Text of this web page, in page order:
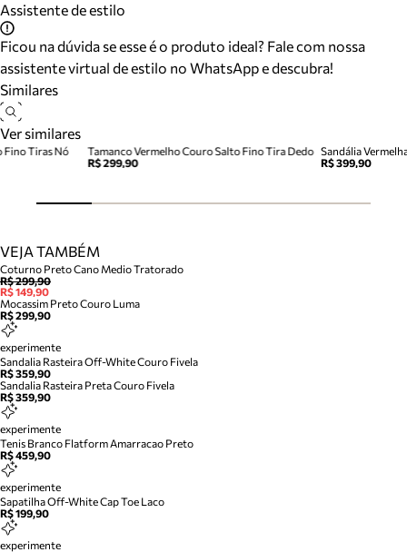
Assistente de estilo
Ficou na dúvida se esse é o produto ideal? Fale com nossa
assistente virtual de estilo no WhatsApp e descubra!
Similares
Ver similares
Tamanco Vermelho Couro Salto Fino Tira Dedo
R$ 299,90
Sandália
R$ 399,90
Fino Tiras Nó
VEJA TAMBÉM
Coturno Preto Cano Medio Tratorado
R$ 299,90
R$ 149,90
Mocassim Preto Couro Luma
R$ 299,90
experimente
Sandalia Rasteira Off-White Couro Fivela
R$ 359,90
Sandalia Rasteira Preta Couro Fivela
R$ 359,90
experimente
Tenis Branco Flatform Amarracao Preto
R$ 459,90
experimente
Sapatilha Off-White Cap Toe Laco
R$ 199,90
experimente